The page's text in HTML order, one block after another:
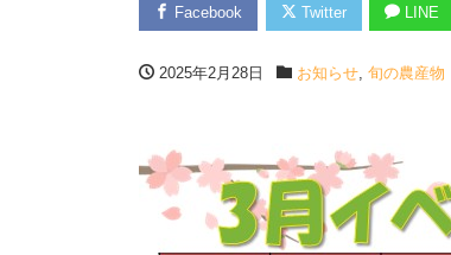
Facebook Twitter LINE
2025年2月28日 お知らせ, 旬の農産物